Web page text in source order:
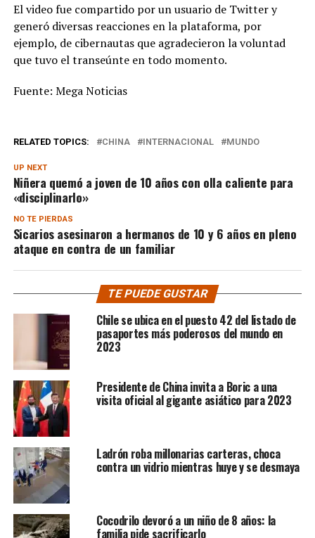
El video fue compartido por un usuario de Twitter y
generó diversas reacciones en la plataforma, por
ejemplo, de cibernautas que agradecieron la voluntad
que tuvo el transeúnte en todo momento.
Fuente: Mega Noticias
RELATED TOPICS: CHINA INTERNACIONAL MUNDO
UP NEXT
Niñera quemó a joven de 10 años con olla caliente para
«disciplinarlo»
NO TE PIERDAS
Sicarios asesinaron a hermanos de 10 y 6 años en pleno
ataque en contra de un familiar
TE PUEDE GUSTAR
Chile se ubica en el puesto 42 del listado de
pasaportes más poderosos del mundo en
2023
Presidente de China invita a Boric a una
visita oficial al gigante asiático para 2023
Ladrón roba millonarias carteras, choca
contra un vidrio mientras huye y se desmaya
Cocodrilo devoró a un niño de 8 años: la
familia pide sacrificarlo